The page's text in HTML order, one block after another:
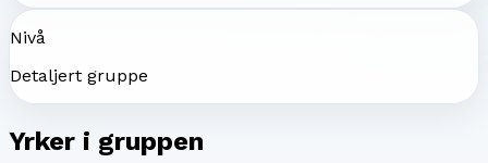
Nivå
Detaljert gruppe
Yrker i gruppen